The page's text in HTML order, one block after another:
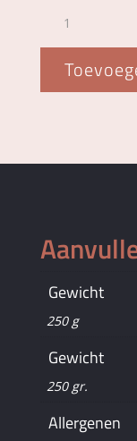
met
bonbons
aantal
Gewicht
250 g
Gewicht
250 gr.
Allergenen